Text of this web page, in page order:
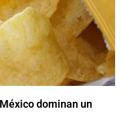
dominan un